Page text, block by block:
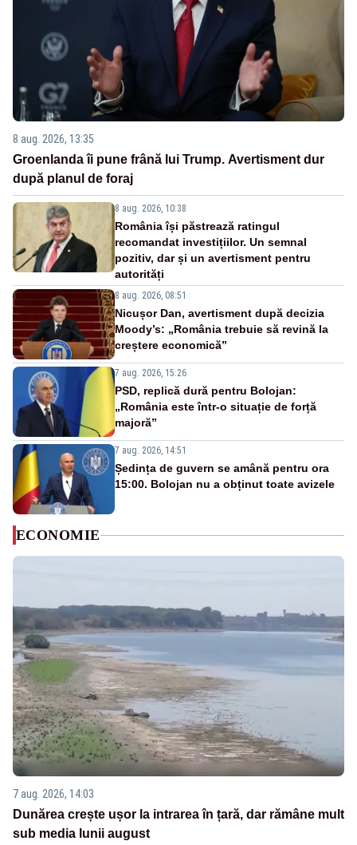
8 aug. 2026, 13:35
Groenlanda îi pune frână lui Trump. Avertisment dur
după planul de foraj
8 aug. 2026, 10:38
România își păstrează ratingul
recomandat investițiilor. Un semnal
pozitiv, dar și un avertisment pentru
autorități
8 aug. 2026, 08:51
Nicușor Dan, avertisment după decizia
Moody’s: „România trebuie să revină la
creștere economică”
7 aug. 2026, 15:26
PSD, replică dură pentru Bolojan:
„România este într-o situație de forță
majoră”
7 aug. 2026, 14:51
Ședința de guvern se amână pentru ora
15:00. Bolojan nu a obținut toate avizele
ECONOMIE
7 aug. 2026, 14:03
Dunărea crește ușor la intrarea în țară, dar rămâne mult
sub media lunii august